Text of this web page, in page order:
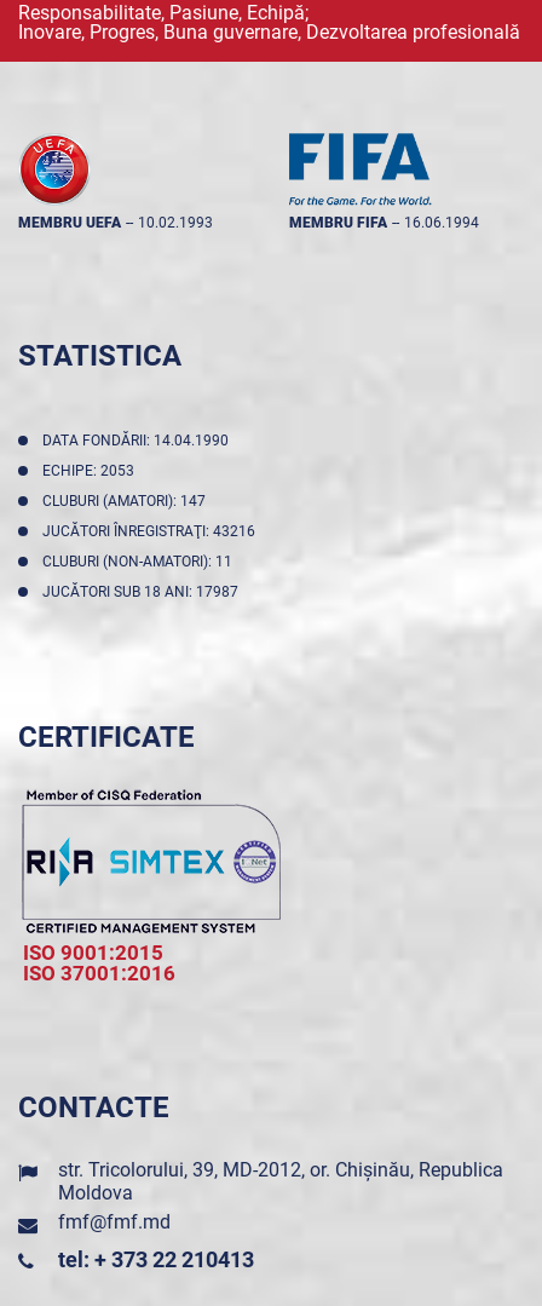
Responsabilitate, Pasiune, Echipă;
Inovare, Progres, Buna guvernare, Dezvoltarea profesională
MEMBRU UEFA -- 10.02.1993 MEMBRU FIFA -- 16.06.1994
STATISTICA
DATA FONDĂRII: 14.04.1990
ECHIPE: 2053
CLUBURI (AMATORI): 147
JUCĂTORI ÎNREGISTRAŢI: 43216
CLUBURI (NON-AMATORI): 11
JUCĂTORI SUB 18 ANI: 17987
CERTIFICATE
ISO 9001:2015
ISO 37001:2016
CONTACTE
str. Tricolorului, 39, MD-2012, or. Chișinău, Republica
Moldova
fmf@fmf.md
tel: + 373 22 210413